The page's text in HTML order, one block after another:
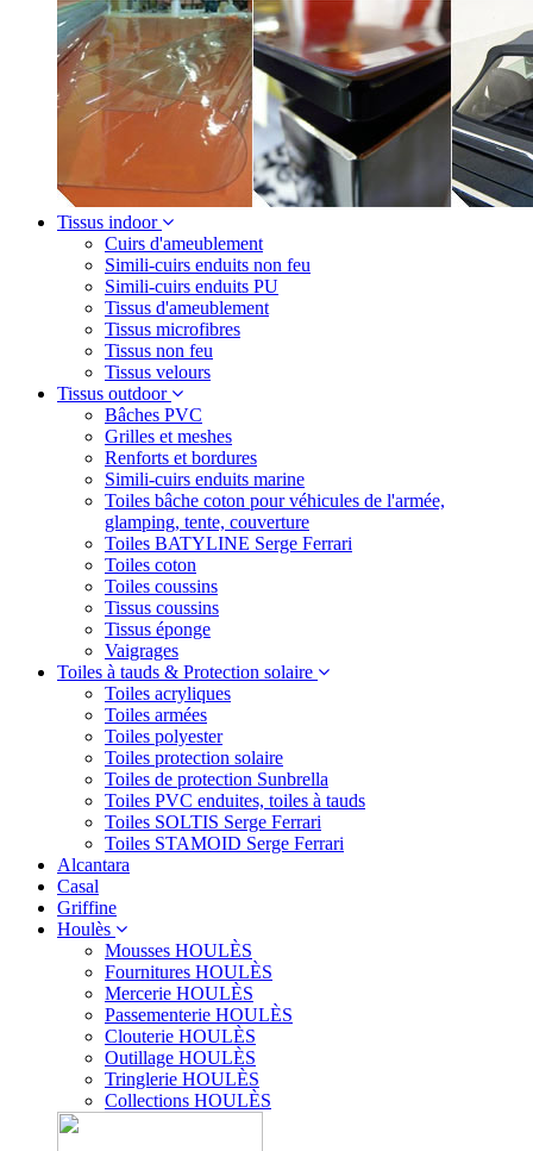
Tissus indoor
Cuirs d'ameublement
Simili-cuirs enduits non feu
Simili-cuirs enduits PU
Tissus d'ameublement
Tissus microfibres
Tissus non feu
Tissus velours
Tissus outdoor
Bâches PVC
Grilles et meshes
Renforts et bordures
Simili-cuirs enduits marine
Toiles bâche coton pour véhicules de l'armée,
glamping, tente, couverture
Toiles BATYLINE Serge Ferrari
Toiles coton
Toiles coussins
Tissus coussins
Tissus éponge
Vaigrages
Toiles à tauds & Protection solaire
Toiles acryliques
Toiles armées
Toiles polyester
Toiles protection solaire
Toiles de protection Sunbrella
Toiles PVC enduites, toiles à tauds
Toiles SOLTIS Serge Ferrari
Toiles STAMOID Serge Ferrari
Alcantara
Casal
Griffine
Houlès
Mousses HOULÈS
Fournitures HOULÈS
Mercerie HOULÈS
Passementerie HOULÈS
Clouterie HOULÈS
Outillage HOULÈS
Tringlerie HOULÈS
Collections HOULÈS